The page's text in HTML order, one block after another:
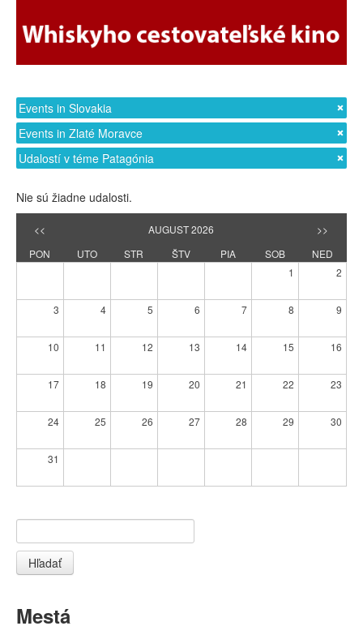
Events in Slovakia
Events in Zlaté Moravce
Udalostí v téme Patagónia
Nie sú žiadne udalosti.
<< AUGUST 2026
>>
PON
UTO STR ŠTV PIA SOB
NED
1
2
3 4 5 6 7 8 9
10 11 12 13 14 15 16
17 18 19 20 21 22 23
24 25 26 27 28 29 30
31
Hľadať
Mestá